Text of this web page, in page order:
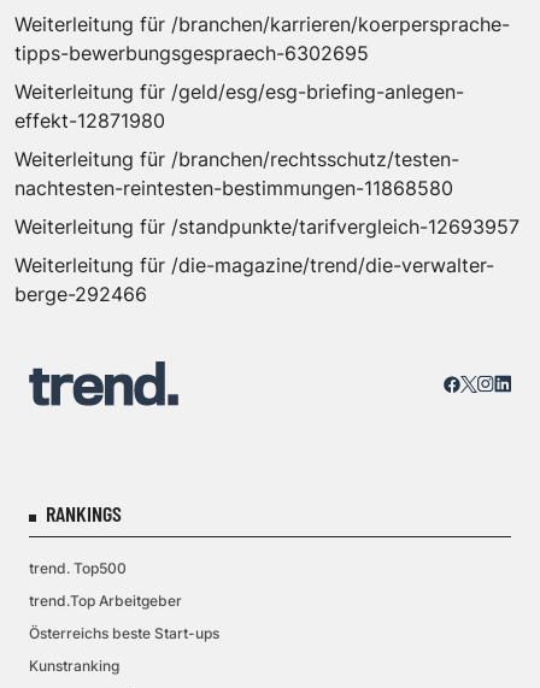
Weiterleitung für /branchen/karrieren/koerpersprache-
tipps-bewerbungsgespraech-6302695
Weiterleitung für /geld/esg/esg-briefing-anlegen-
effekt-12871980
Weiterleitung für /branchen/rechtsschutz/testen-
nachtesten-reintesten-bestimmungen-11868580
Weiterleitung für /standpunkte/tarifvergleich-12693957
Weiterleitung für /die-magazine/trend/die-verwalter-
berge-292466
RANKINGS
trend. Top500
trend.Top Arbeitgeber
Österreichs beste Start-ups
Kunstranking